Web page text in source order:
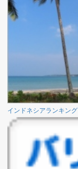
インドネシアランキング